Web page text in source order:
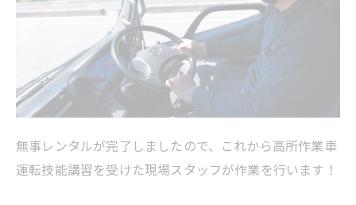
無事レンタルが完了しましたので、これから高所作業車
運転技能講習を受けた現場スタッフが作業を行います！